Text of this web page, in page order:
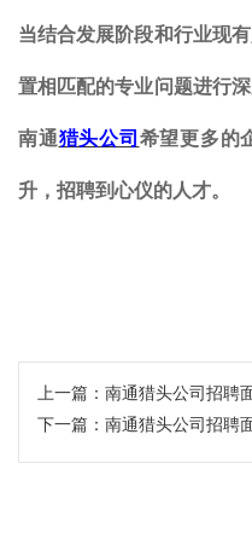
当结合发展阶段和行业现
置相匹配的专业问题进行
南通猎头公司 希望更多的
升，招聘到心仪的人才。
上一篇： 南通猎头公司招聘
下一篇： 南通猎头公司招聘